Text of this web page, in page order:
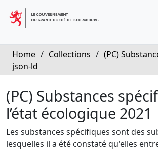
Home / Collections / (PC)
json-ld
(PC) Substances
l’état écologique 2021
Les substances spécifiques sont des
lesquelles il a été constaté qu'elles